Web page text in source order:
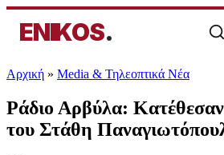
ENIKOS.
Αρχική » Media & Τηλεοπτικά Νέα
Ράδιο Αρβύλα:
του Στάθη